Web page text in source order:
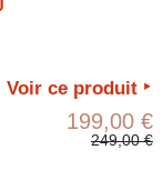
Voir ce produit
199,00 €
249,00 €